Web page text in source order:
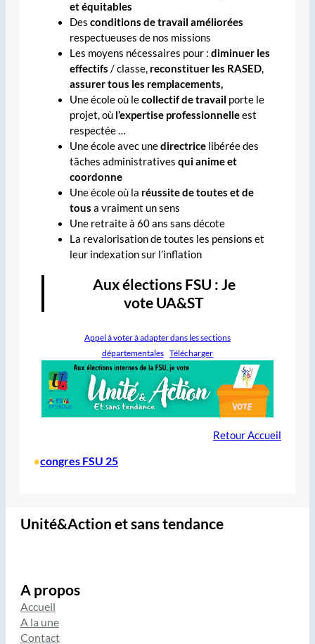
et équitables
Des conditions de travail améliorées
respectueuses de nos missions
Les moyens nécessaires pour : diminuer les
effectifs / classe, reconstituer les RASED,
assurer tous les remplacements,
Une école où lecollectif de travail porte le
projet, où l’expertise professionnelleest
respectée …
Une école avec unedirectricelibérée des
tâches administratives qui anime et
coordonne
Une école où la réussite de toutes et de
tous a vraiment un sens
Une retraite à 60 ans sans décote
La revalorisation de toutes les pensions et
leur indexation sur l’inflation
Aux élections FSU : Je
vote UA&ST
Appel à voter à adapter dans les sections
départementales
Télécharger
Retour Accueil
•congres FSU 25
Unité&Action et sans tendance
A propos
Accueil
A la une
Contact